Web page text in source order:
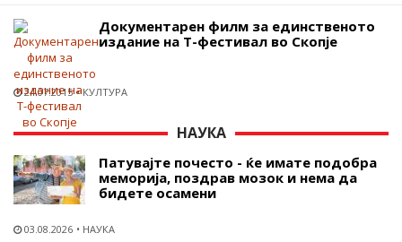
Документарен филм за единственото
издание на Т-фестивал во Скопје
24.07.2015 КУЛТУРА
НАУКА
Патувајте почесто - ќе имате подобра
меморија, поздрав мозок и нема да
бидете осамени
03.08.2026 НАУКА